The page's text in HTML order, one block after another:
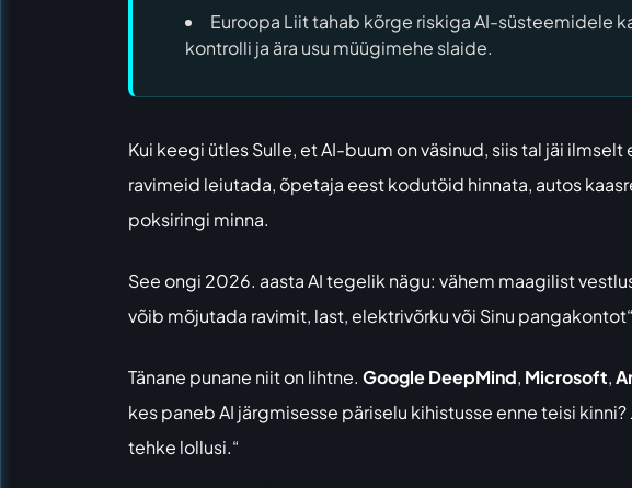
Euroopa Liit tahab kõrge riskiga AI-süsteemidele
kontrolli ja ära usu müügimehe slaide.
Kui keegi ütles Sulle, et AI-buum on väsinud, siis tal jäi
ravimeid leiutada, õpetaja eest kodutöid hinnata, autos
poksiringi minna.
See ongi 2026. aasta AI tegelik nägu: vähem maagilist
võib mõjutada ravimit, last, elektrivõrku või Sinu
Tänane punane niit on lihtne. Google DeepMind, Microsoft,
kes paneb AI järgmisesse päriselu kihistusse enne teisi
tehke lollusi.“